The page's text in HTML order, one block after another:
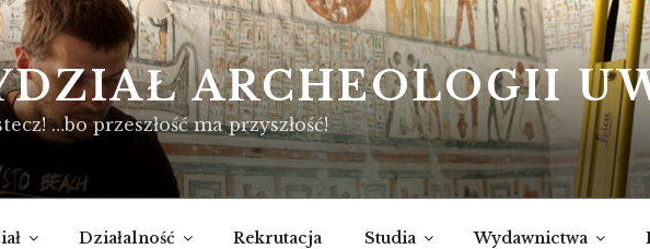
ARCHEOLOGII
…bo przeszłość ma przyszłość!
Działalność Rekrutacja Studia Wydawnictwa